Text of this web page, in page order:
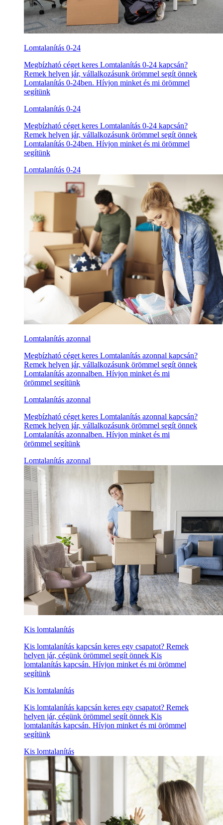
Lomtalanítás 0-24
Megbízható céget keres Lomtalanítás 0-24 kapcsán?
Remek helyen jár, vállalkozásunk örömmel segít önnek
Lomtalanítás 0-24ben. Hívjon minket és mi örömmel
segítünk
Lomtalanítás 0-24
Megbízható céget keres Lomtalanítás 0-24 kapcsán?
Remek helyen jár, vállalkozásunk örömmel segít önnek
Lomtalanítás 0-24ben. Hívjon minket és mi örömmel
segítünk
Lomtalanítás 0-24
Lomtalanítás azonnal
Megbízható céget keres Lomtalanítás azonnal kapcsán?
Remek helyen jár, vállalkozásunk örömmel segít önnek
Lomtalanítás azonnalben. Hívjon minket és mi
örömmel segítünk
Lomtalanítás azonnal
Megbízható céget keres Lomtalanítás azonnal kapcsán?
Remek helyen jár, vállalkozásunk örömmel segít önnek
Lomtalanítás azonnalben. Hívjon minket és mi
örömmel segítünk
Lomtalanítás azonnal
Kis lomtalanítás
Kis lomtalanítás kapcsán keres egy csapatot? Remek
helyen jár, cégünk örömmel segít önnek Kis
lomtalanítás kapcsán. Hívjon minket és mi örömmel
segítünk
Kis lomtalanítás
Kis lomtalanítás kapcsán keres egy csapatot? Remek
helyen jár, cégünk örömmel segít önnek Kis
lomtalanítás kapcsán. Hívjon minket és mi örömmel
segítünk
Kis lomtalanítás